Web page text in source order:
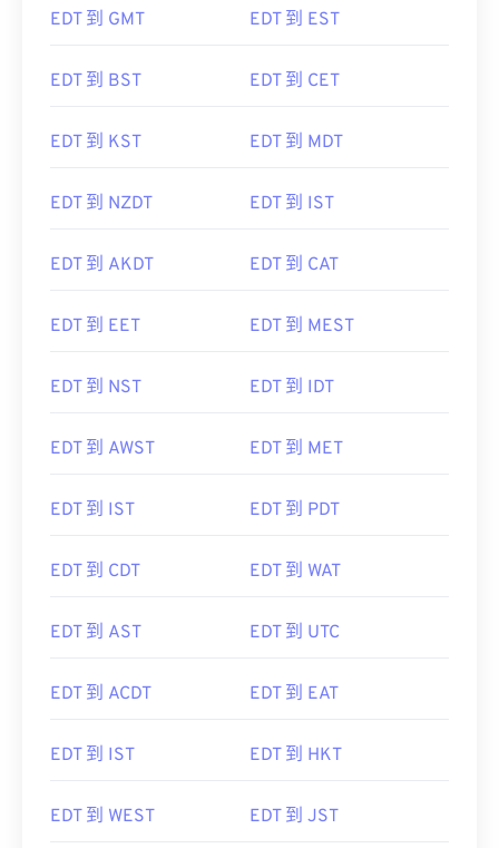
EDT 到 GMT EDT 到 EST
EDT 到 BST EDT 到 CET
EDT 到 KST EDT 到 MDT
EDT 到 NZDT EDT 到 IST
EDT 到 AKDT EDT 到 CAT
EDT 到 EET EDT 到 MEST
EDT 到 NST EDT 到 IDT
EDT 到 AWST EDT 到 MET
EDT 到 IST EDT 到 PDT
EDT 到 CDT EDT 到 WAT
EDT 到 AST EDT 到 UTC
EDT 到 ACDT EDT 到 EAT
EDT 到 IST EDT 到 HKT
EDT 到 WEST EDT 到 JST